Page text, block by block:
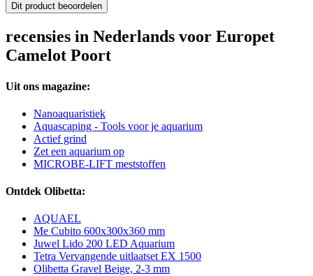
Dit product beoordelen
recensies in Nederlands voor Europet
Camelot Poort
Uit ons magazine:
Nanoaquaristiek
Aquascaping - Tools voor je aquarium
Actief grind
Zet een aquarium op
MICROBE-LIFT meststoffen
Ontdek Olibetta:
AQUAEL
Me Cubito 600x300x360 mm
Juwel Lido 200 LED Aquarium
Tetra Vervangende uitlaatset EX 1500
Olibetta Gravel Beige, 2-3 mm